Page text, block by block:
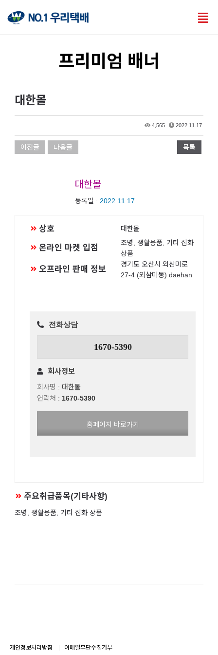
프리미엄 배너
대한몰
4,565 2022.11.17
이전글 다음글 목록
대한몰
등록일 : 2022.11.17
상호 대한몰
온라인 마켓 입점
조명, 생활용품, 기타 잡화
상품
오프라인 판매 정보
경기도 오산시 외삼미로
27-4 (외삼미동) daehan
전화상담
1670-5390
회사정보
회사명 : 대한몰
연락처 : 1670-5390
홈페이지 바로가기
주요취급품목(기타사항)
조명, 생활용품, 기타 잡화 상품
개인정보처리방침 이메일무단수집거부